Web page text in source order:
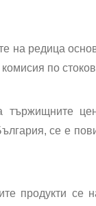
на редица
по
тържищните
се е
продукти се